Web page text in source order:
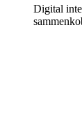
Digital